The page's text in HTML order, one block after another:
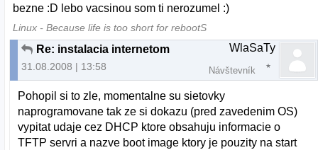
bezne :D lebo vacsinou som ti nerozumel :)
Linux - Because life is too short for rebootS
Re: instalacia internetom
31.08.2008 | 13:58
WlaSaTy
Návštevník
Pohopil si to zle, momentalne su sietovky
naprogramovane tak ze si dokazu (pred zavedenim OS)
vypitat udaje cez DHCP ktore obsahuju informacie o
TFTP servri a nazve boot image ktory je pouzity na start